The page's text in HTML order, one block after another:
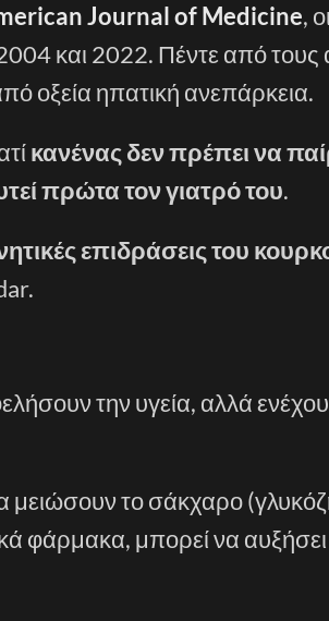
Journal of Medicine,
και 2022. Πέντε από τους
οξεία ηπατική ανεπάρκεια.
κανένας δεν πρέπει να
πρώτα τον γιατρό του.
επιδράσεις του
την υγεία, αλλά
μειώσουν το σάκχαρο
φάρμακα, μπορεί να